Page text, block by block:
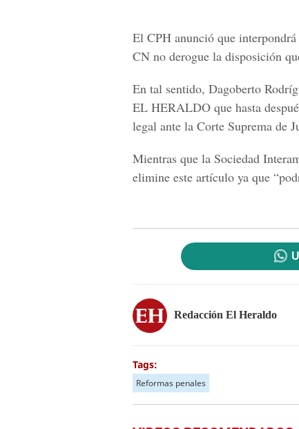
El CPH anunció que
CN no derogue la disposición
En tal sentido, Dagoberto
EL HERALDO que hasta
legal ante la Corte Suprema de
Mientras que la Sociedad
elimine este artículo ya que
Redacción El Heraldo
Tags:
Reformas penales